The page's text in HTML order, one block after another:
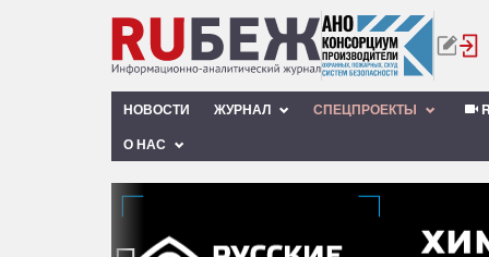
НОВОСТИ ЖУРНАЛ СПЕЦПРОЕКТЫ
О НАС